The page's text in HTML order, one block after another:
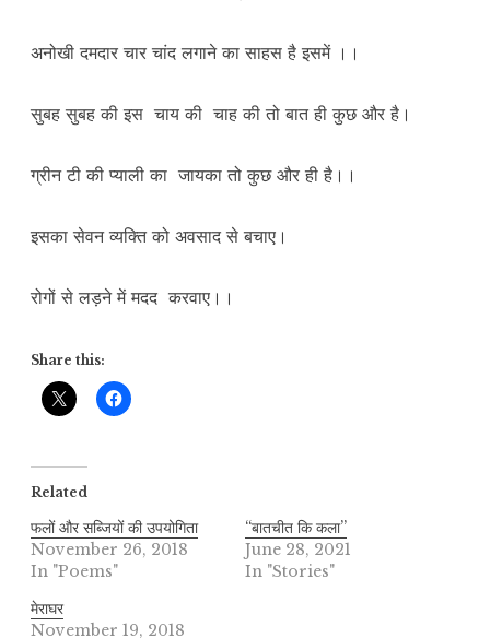
अनोखी दमदार चार चांद लगाने का साहस है इसमें ।।
सुबह सुबह की इस चाय की चाह की तो बात ही कुछ और है।
ग्रीन टी की प्याली का जायका तो कुछ और ही है।।
इसका सेवन व्यक्ति को अवसाद से बचाए।
रोगों से लड़ने में मदद करवाए।।
Share this:
Related
फलों और सब्जियों की उपयोगिता
November 26, 2018
In "Poems"
“बातचीत कि कला”
June 28, 2021
In "Stories"
मेराघर
November 19, 2018